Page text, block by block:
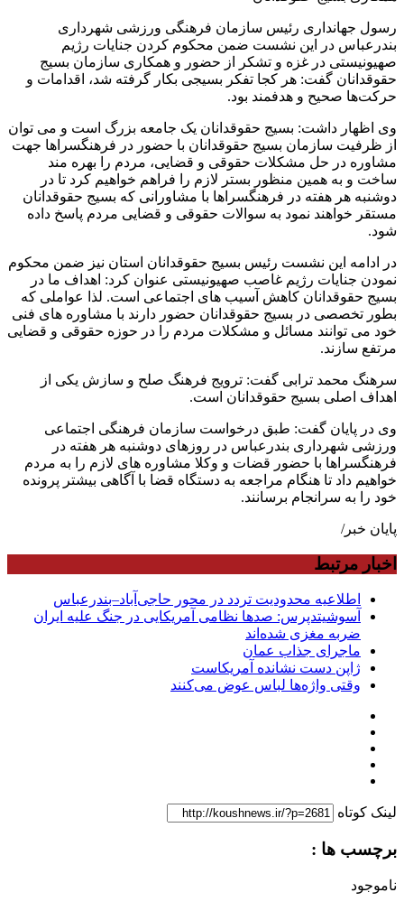
رسول جهانداری رئیس سازمان فرهنگی ورزشی شهرداری
بندرعباس در این نشست ضمن محکوم کردن جنایات رژیم
صهیونیستی در غزه و تشکر از حضور و همکاری سازمان بسیج
حقوقدانان گفت: هر کجا تفکر بسیجی بکار گرفته شد، اقدامات و
حرکت‌ها صحیح و هدفمند بود.
وی اظهار داشت: بسیج حقوقدانان یک جامعه بزرگ است و می توان
از ظرفیت سازمان بسیج حقوقدانان با حضور در فرهنگسراها جهت
مشاوره در حل مشکلات حقوقی و قضایی، مردم را بهره مند
ساخت و به همین منظور بستر لازم را فراهم خواهیم کرد تا در
دوشنبه هر هفته در فرهنگسراها با مشاورانی که بسیج حقوقدانان
مستقر خواهند نمود به سوالات حقوقی و قضایی مردم پاسخ داده
شود.
در ادامه این نشست رئیس بسیج حقوقدانان استان نیز ضمن محکوم
نمودن جنایات رژیم غاصب صهیونیستی عنوان کرد: اهداف ما در
بسیج حقوقدانان کاهش آسیب های اجتماعی است. لذا عواملی که
بطور تخصصی در بسیج حقوقدانان حضور دارند با مشاوره های فنی
خود می توانند مسائل و مشکلات مردم را در حوزه حقوقی و قضایی
مرتفع سازند.
سرهنگ محمد ترابی گفت: ترویج فرهنگ صلح و سازش یکی از
اهداف اصلی بسیج حقوقدانان است.
وی در پایان گفت: طبق درخواست سازمان فرهنگی اجتماعی
ورزشی شهرداری بندرعباس در روزهای دوشنبه هر هفته در
فرهنگسراها با حضور قضات و وکلا مشاوره های لازم را به مردم
خواهیم داد تا هنگام مراجعه به دستگاه قضا با آگاهی بیشتر پرونده
خود را به سرانجام برسانند.
پایان خبر/
اخبار مرتبط
اطلاعیه محدودیت تردد در محور حاجی‌آباد–بندرعباس
آسوشیتدپرس: صدها نظامی آمریکایی در جنگ علیه ایران
ضربه مغزی شده‌اند
ماجرای جذاب عمان
ژاپن دست نشانده آمریکاست
وقتی واژه‌ها لباس عوض می‌کنند
لینک کوتاه
برچسب ها :
ناموجود